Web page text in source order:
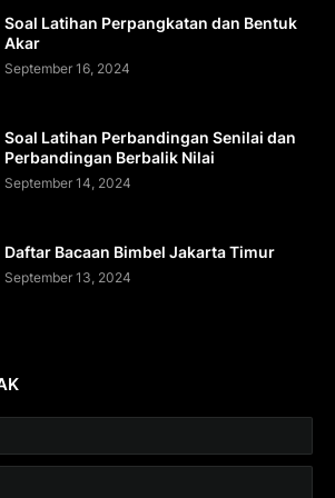
Soal Latihan Perpangkatan dan Bentuk
Akar
September 16, 2024
Soal Latihan Perbandingan Senilai dan
Perbandingan Berbalik Nilai
September 14, 2024
Daftar Bacaan Bimbel Jakarta Timur
September 13, 2024